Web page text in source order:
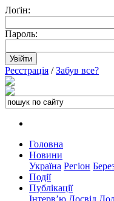
Лоґін:
Пароль:
Реєстрація /Забув все?
Головна
Новини
Україна Регіон
Події
Публікації
Інтерв’ю Досвід